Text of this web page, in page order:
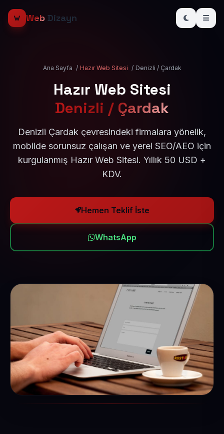
Web Dizayn
Ana Sayfa / Hazır Web Sitesi / Denizli / Çardak
Hazır Web Sitesi
Denizli / Çardak
Denizli Çardak çevresindeki firmalara yönelik,
mobilde sorunsuz çalışan ve yerel SEO/AEO için
kurgulanmış Hazır Web Sitesi. Yıllık 50 USD +
KDV.
Hemen Teklif İste
WhatsApp